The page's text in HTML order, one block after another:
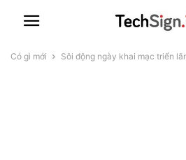
Có gì mới Sôi động ngày khai mạc triển